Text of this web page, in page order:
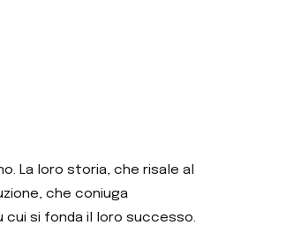
La loro storia, che risale al
che coniuga
cui si fonda il loro successo.